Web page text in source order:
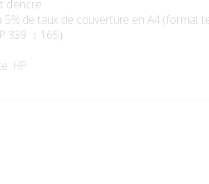
d’encre
5% de taux de couverture en A4 (format
339 ：165）
HP